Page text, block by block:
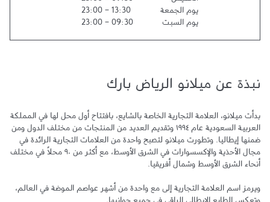
يوم الجمعة
13:30
-
23:00
يوم السبت
09:30
-
23:00
نبذة عن ميلانو الرياض بارك